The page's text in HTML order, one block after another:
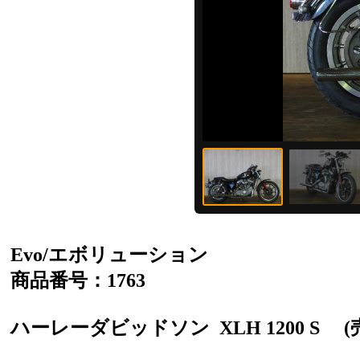
Evo/エボリューション
商品番号：1763
ハーレーダビッドソン XLH 1200 S (